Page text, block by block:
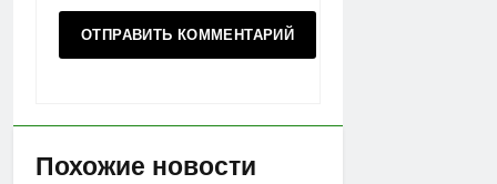
Похожие новости